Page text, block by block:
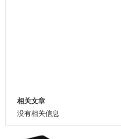
相关文章
没有相关信息